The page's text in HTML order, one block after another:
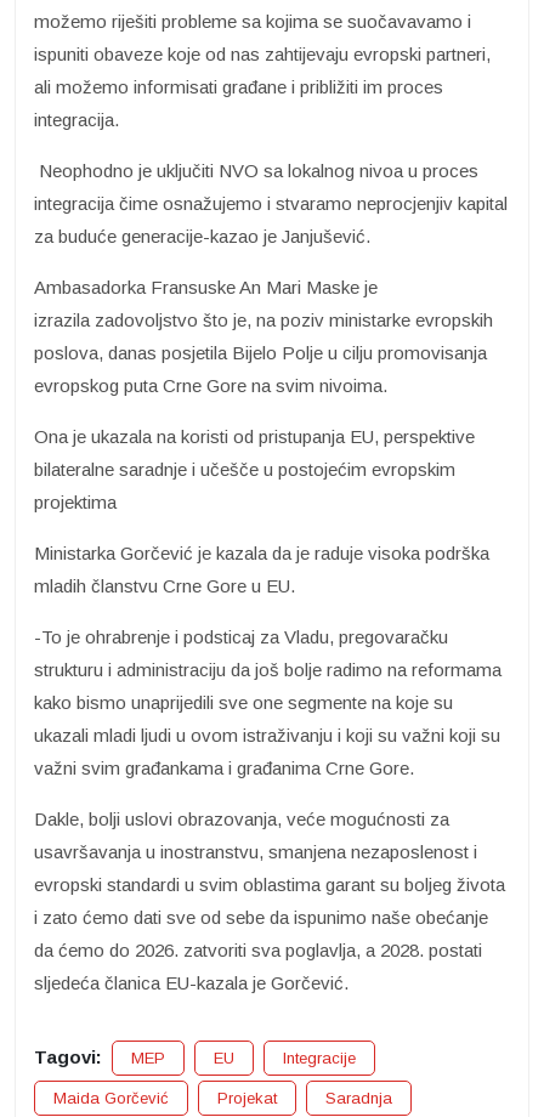
možemo riješiti probleme sa kojima se suočavavamo i
ispuniti obaveze koje od nas zahtijevaju evropski partneri,
ali možemo informisati građane i približiti im proces
integracija.
Neophodno je uključiti NVO sa lokalnog nivoa u proces
integracija čime osnažujemo i stvaramo neprocjenjiv kapital
za buduće generacije-kazao je Janjušević.
Ambasadorka Fransuske An Mari Maske je
izrazila zadovoljstvo što je, na poziv ministarke evropskih
poslova, danas posjetila Bijelo Polje u cilju promovisanja
evropskog puta Crne Gore na svim nivoima.
Ona je ukazala na koristi od pristupanja EU, perspektive
bilateralne saradnje i učešče u postojećim evropskim
projektima
Ministarka Gorčević je kazala da je raduje visoka podrška
mladih članstvu Crne Gore u EU.
-To je ohrabrenje i podsticaj za Vladu, pregovaračku
strukturu i administraciju da još bolje radimo na reformama
kako bismo unaprijedili sve one segmente na koje su
ukazali mladi ljudi u ovom istraživanju i koji su važni koji su
važni svim građankama i građanima Crne Gore.
Dakle, bolji uslovi obrazovanja, veće mogućnosti za
usavršavanja u inostranstvu, smanjena nezaposlenost i
evropski standardi u svim oblastima garant su boljeg života
i zato ćemo dati sve od sebe da ispunimo naše obećanje
da ćemo do 2026. zatvoriti sva poglavlja, a 2028. postati
sljedeća članica EU-kazala je Gorčević.
Tagovi: MEP EU Integracije
Maida Gorčević Projekat Saradnja